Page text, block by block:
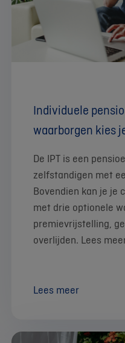
Individuele
waarborgen kies
De IPT is een
zelfstandigen met
Bovendien kan je je
met drie optionele
premievrijstelling,
overlijden. Lees
Lees meer